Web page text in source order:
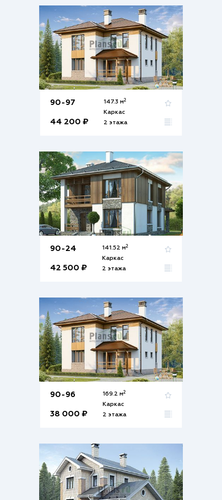
90-97
44 200 ₽
147.3 м2
Каркас
2 этажа
90-24
42 500 ₽
141.52 м2
Каркас
2 этажа
90-96
38 000 ₽
169.2 м2
Каркас
2 этажа